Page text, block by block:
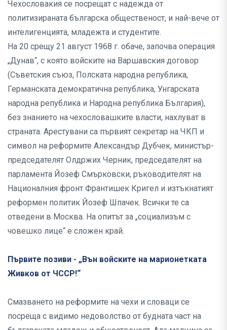
Чехословакия се посрещат с надежда от
политизираната българска общественост, и най-вече от
интелигенцията, младежта и студентите.
На 20 срещу 21 август 1968 г. обаче, започва операция
„Дунав“, с която войските на Варшавския договор
(Съветския съюз, Полската народна република,
Германската демократична република, Унгарската
народна република и Народна република България),
без знанието на чехословашките власти, нахлуват в
страната. Арестувани са първият секретар на ЧКП и
символ на реформите Александър Дубчек, министър-
председателят Олдржих Черник, председателят на
парламента Йозеф Смърковски, ръководителят на
Националния фронт Франтишек Кригел и изтъкнатият
реформен политик Йозеф Шпачек. Всички те са
отведени в Москва. На опитът за „социализъм с
човешко лице“ е сложен край.
Първите позиви - „Вън войските на марионетката
Живков от ЧССР!“
Смазването на реформите на чехи и словаци се
посреща с видимо недоволство от будната част на